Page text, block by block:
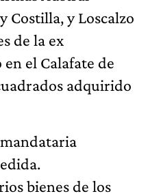
Costilla, y Loscalzo
de la ex
el Calafate de
adquirido
bienes de los